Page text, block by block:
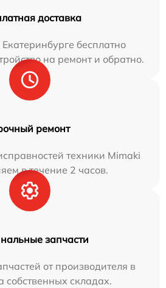
доставка
бесплатно
на ремонт и обратно.
ремонт
техники Mimaki
в течение 2 часов.
запчасти
от производителя в
собственных складах.